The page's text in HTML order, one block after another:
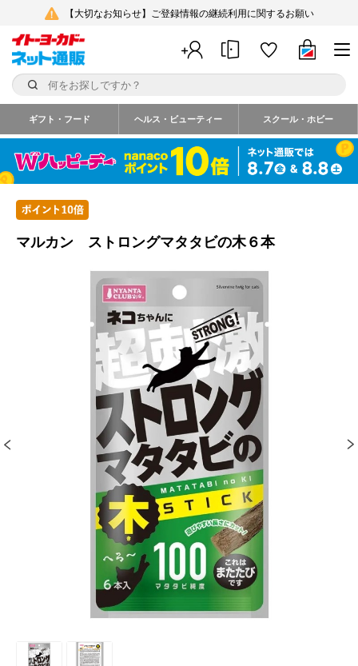
【大切なお知らせ】ご登録情報の継続利用に関するお願い
ギフト・フード ヘルス・ビューティー スクール・ホビー
マルカン ストロングマタタビの木６本